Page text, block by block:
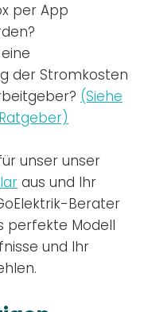
per App
der Stromkosten
(Siehe
unser unser
aus und Ihr
Berater
perfekte Modell
und Ihr